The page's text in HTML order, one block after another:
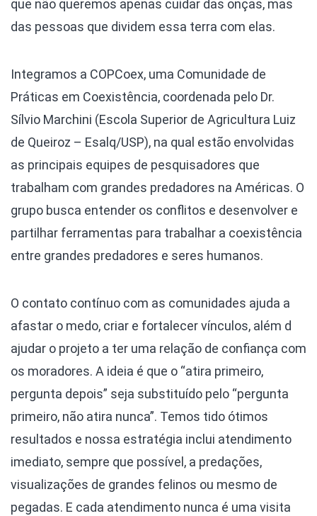
que não queremos apenas cuidar das onças, mas
das pessoas que dividem essa terra com elas.
Integramos a COPCoex, uma Comunidade de
Práticas em Coexistência, coordenada pelo Dr.
Sílvio Marchini (Escola Superior de Agricultura Luiz
de Queiroz – Esalq/USP), na qual estão envolvidas
as principais equipes de pesquisadores que
trabalham com grandes predadores na Américas. O
grupo busca entender os conflitos e desenvolver e
partilhar ferramentas para trabalhar a coexistência
entre grandes predadores e seres humanos.
O contato contínuo com as comunidades ajuda a
afastar o medo, criar e fortalecer vínculos, além d
ajudar o projeto a ter uma relação de confiança com
os moradores. A ideia é que o “atira primeiro,
pergunta depois” seja substituído pelo “pergunta
primeiro, não atira nunca”. Temos tido ótimos
resultados e nossa estratégia inclui atendimento
imediato, sempre que possível, a predações,
visualizações de grandes felinos ou mesmo de
pegadas. E cada atendimento nunca é uma visita